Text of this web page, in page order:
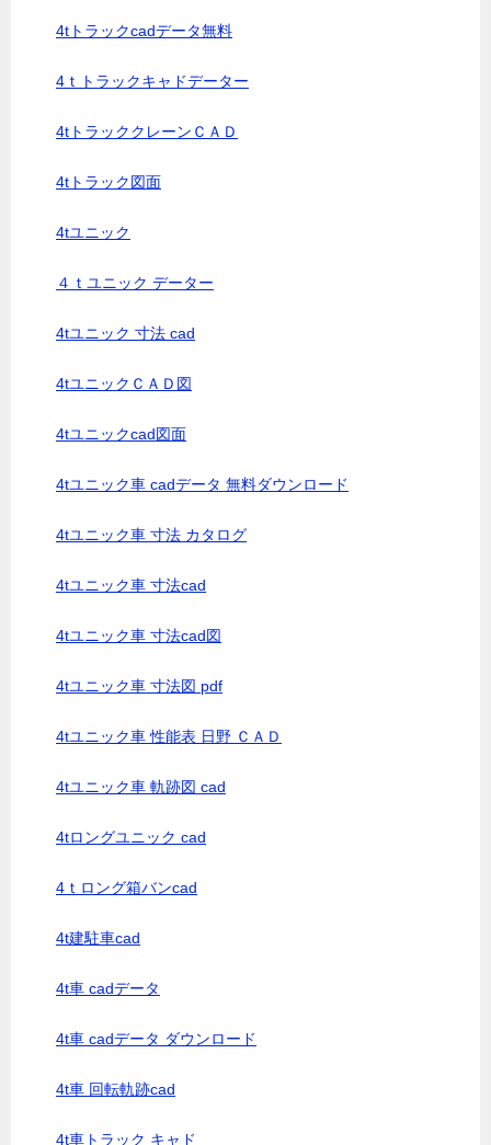
4tトラックcadデータ無料
4ｔトラックキャドデーター
4tトラッククレーンＣＡＤ
4tトラック図面
4tユニック
４ｔユニック データー
4tユニック 寸法 cad
4tユニックＣＡＤ図
4tユニックcad図面
4tユニック車 cadデータ 無料ダウンロード
4tユニック車 寸法 カタログ
4tユニック車 寸法cad
4tユニック車 寸法cad図
4tユニック車 寸法図 pdf
4tユニック車 性能表 日野 ＣＡＤ
4tユニック車 軌跡図 cad
4tロングユニック cad
4ｔロング箱バンcad
4t建駐車cad
4t車 cadデータ
4t車 cadデータ ダウンロード
4t車 回転軌跡cad
4t車トラック キャド